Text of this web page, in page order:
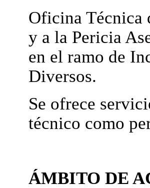
Oficina Técnica
y a la Pericia
en el ramo de
Diversos.
Se ofrece
técnico como
ÁMBITO DE